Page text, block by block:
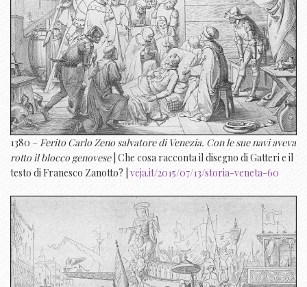
1380 –Ferito Carlo Zeno salvatore di Venezia. Con le sue navi aveva
rotto il blocco genovese| Che cosa racconta il disegno di Gatteri e il
testo di Franesco Zanotto? | veja.it/2015/07/13/storia-veneta-60